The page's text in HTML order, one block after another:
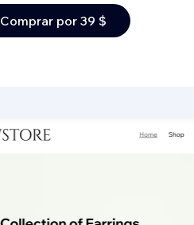
Comprar por 39 $